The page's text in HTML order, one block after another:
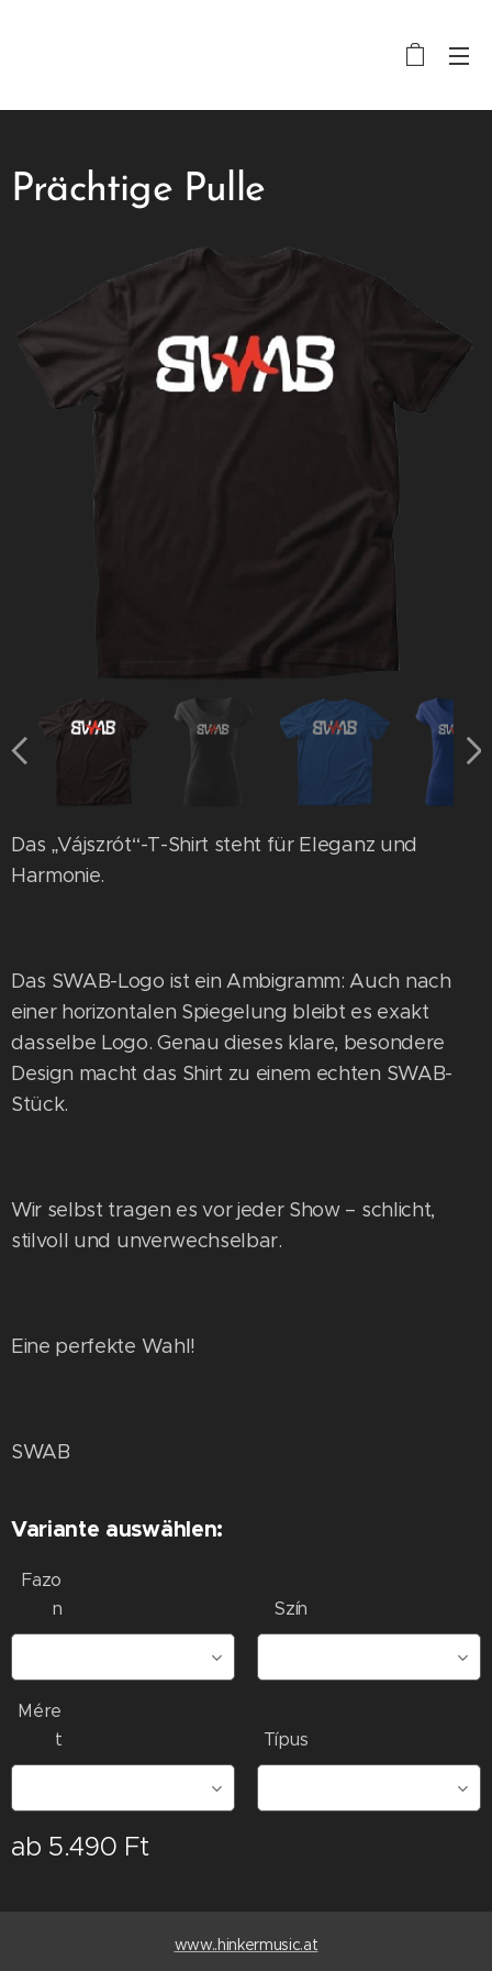
Prächtige Pulle
Das „Vájszrót“-T-Shirt steht für Eleganz und
Harmonie.
Das SWAB-Logo ist ein Ambigramm: Auch nach
einer horizontalen Spiegelung bleibt es exakt
dasselbe Logo. Genau dieses klare, besondere
Design macht das Shirt zu einem echten SWAB-
Stück.
Wir selbst tragen es vor jeder Show – schlicht,
stilvoll und unverwechselbar.
Eine perfekte Wahl!
SWAB
Variante auswählen:
Fazo
n
Szín
Mére
t
Típus
ab 5.490 Ft
www..hinkermusic.at